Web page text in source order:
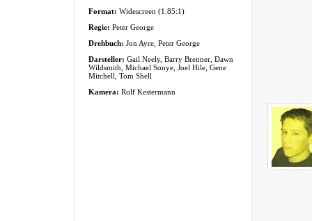
Format: Widescreen (1.85:1)
Regie: Peter George
Drehbuch: Jon Ayre, Peter George
Darsteller: Gail Neely, Barry Brenner, Dawn
Wildsmith, Michael Sonye, Joel Hile, Gene
Mitchell, Tom Shell
Kamera: Rolf Kestermann